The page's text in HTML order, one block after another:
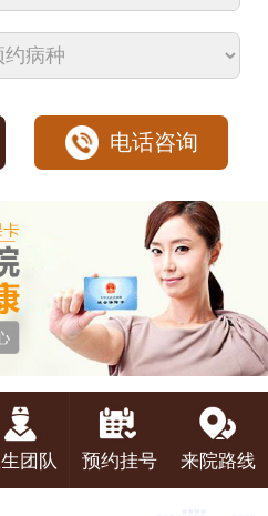
电话咨询
团队 预约挂号 来院路线